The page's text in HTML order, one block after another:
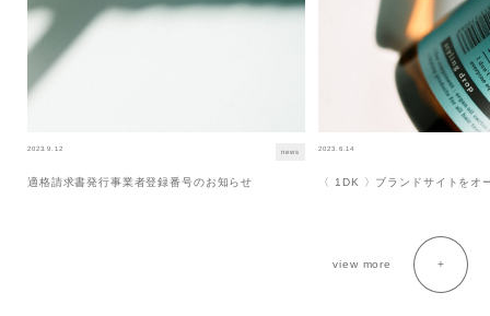
2023.9.12 news
適格請求書発行事業者登録番号のお知らせ
2023.6.14
〈 1DK 〉ブランドサイトをオ
view more